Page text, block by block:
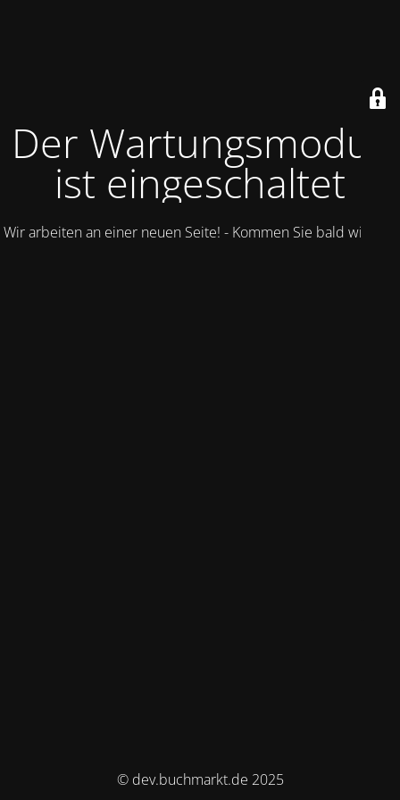
Der Wartungsmodus
ist eingeschaltet
Wir arbeiten an einer neuen Seite! - Kommen Sie bald wieder.
© dev.buchmarkt.de 2025